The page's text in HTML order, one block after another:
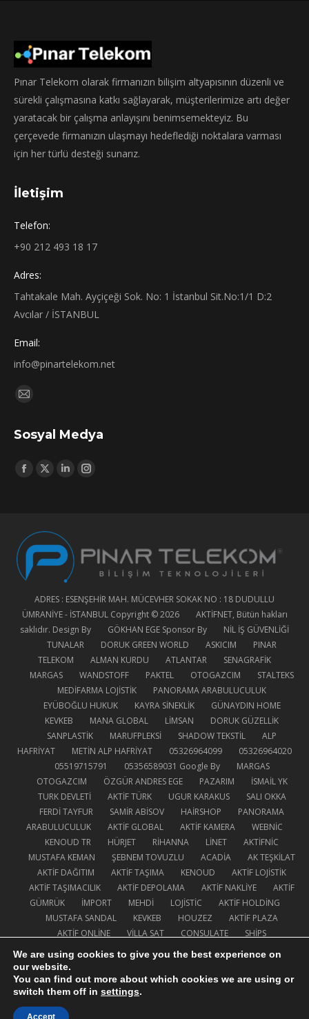
Pınar Telekom olarak firmanızın bilişim altyapısının düzenli ve
sürekli çalışmasına katkı sağlayarak, müşterilerimize artı değer
yaratacak bir çalışma anlayışını benimsemekteyiz. Bu
çerçevede firmanızın ulaşmayı hedeflediği noktalara varması
için her türlü desteği sunarız.
İletişim
Telefon:
+90 212 493 18 17
Adres:
Tahtakale Mah. Ayçiçeği Sok. No: 1 İstanbul Sit.No:1/1 D:2
Avcılar / İSTANBUL
Email:
info@pinartelekom.net
Find us on:
Mail
opens
new
Sosyal Medya
Find us on:
Facebook
new
window
X
in
new
window
Linkedin
new
window
Instagram
new
window
ADRES : ESENŞEHİR MAH. MÜCEVHER SOKAK NO : 18 DUDULLU
ÜMRANİYE - İSTANBUL Copyright © 2026
AKTİFNET, Bütün hakları
saklıdır. Design By
GÖKHAN EGE Sponsor By
NİL İŞ GÜVENLİĞİ
TUNALAR
DORUK GREEN WORLD ASKICIM
PINAR
TELEKOM
ALMAN KURDU ATLANTAR
SENAGRAFİK
MARGAS
WANDSTOFF PAKTEL OTOGAZCIM
STALTEKS
MEDİFARMA LOJİSTİK
PANORAMA ARABULUCULUK
EYÜBOĞLU HUKUK
KAYRA SİNEKLİK
GÜNAYDIN HOME
KEVKEB
MANA GLOBAL LİMSAN
DORUK GÜZELLİK
SANPLASTİK
MARUFPLEKSİ SHADOW TEKSTİL
ALP
HAFRİYAT
METİN ALP HAFRİYAT 05326964099
05326964020
05519715791
05356589031 Google By
MARGAS
OTOGAZCIM
ÖZGÜR ANDRES EGE PAZARIM
İSMAİL YK
TURK DEVLETİ
AKTİF TÜRK UGUR KARAKUS
SALI OKKA
FERDİ TAYFUR
SAMİR ABİSOV HAİRSHOP
PANORAMA
ARABULUCULUK
AKTİF GLOBAL AKTİF KAMERA
WEBNİC
KENOUD TR
HÜRJET RİHANNA LİNET
AKTİFNİC
MUSTAFA KEMAN
ŞEBNEM TOVUZLU ACADİA
AK TEŞKİLAT
AKTİF DAĞITIM
AKTİF TAŞIMA KENOUD
AKTİF LOJİSTİK
AKTİF TAŞIMACILIK
AKTİF DEPOLAMA AKTİF NAKLİYE
AKTİF
GÜMRÜK
İMPORT MEHDİ LOJİSTİC
AKTİF HOLDİNG
MUSTAFA SANDAL
KEVKEB HOUZEZ
AKTİF PLAZA
AKTİF ONLİNE
VİLLA SAT CONSULATE
SHİPS
PASAPORTS
EVSAT AEROPLANE AUTOBUS
EV ALSAT
TRACTOR TRUCK TRUCKS
PİCKAP
TANKLAR DİSCOVERİES ARSASAT
MOTORİN
DORUK GREEN WORLD
ELECTRİCAL
We are using cookies to give you the best experience on
our website.
You can find out more about which cookies we are using or
switch them off in settings.
Accept